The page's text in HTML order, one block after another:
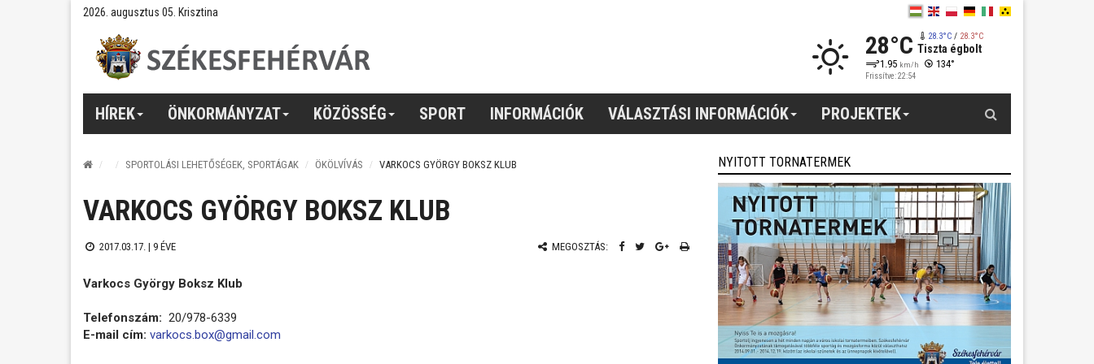
2026. augusztus 05. Krisztina
28°C 28.3°C/ 28.3°C
Tiszta égbolt
1.95 km/h 134°
Frissítve: 22:54
HÍREK ÖNKORMÁNYZAT KÖZÖSSÉG SPORT INFORMÁCIÓK VÁLASZTÁSI INFORMÁCIÓK PROJEKTEK
SPORTOLÁSI LEHETŐSÉGEK, SPORTÁGAK ÖKÖLVÍVÁS VARKOCS GYÖRGY BOKSZ KLUB
VARKOCS GYÖRGY BOKSZ KLUB
2017.03.17. | 9 ÉVE MEGOSZTÁS:
Varkocs György Boksz Klub
Telefonszám: 20/978-6339
E-mail cím: varkocs.box@gmail.com
NYITOTT TORNATERMEK